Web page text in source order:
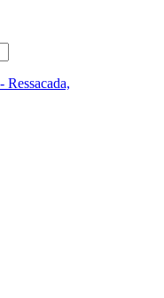
Ressacada,